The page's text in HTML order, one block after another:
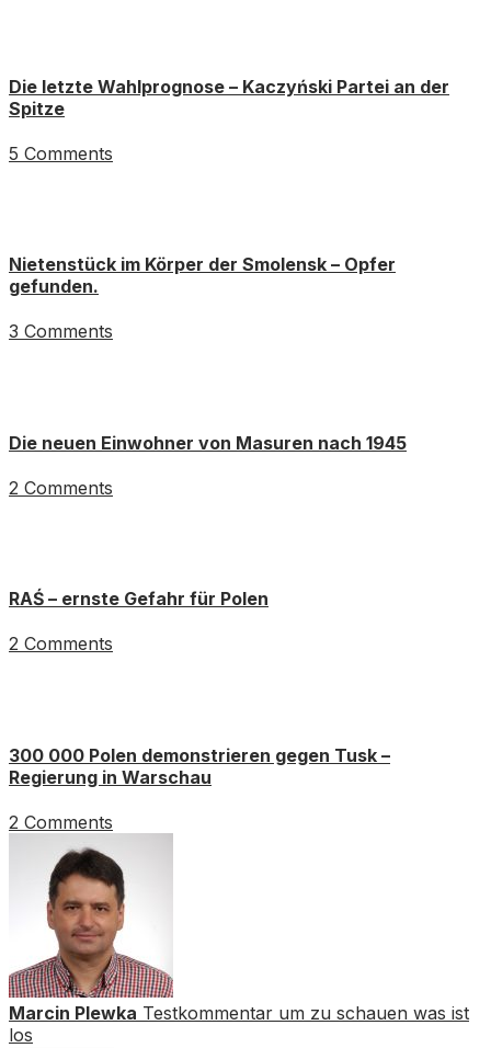
Die letzte Wahlprognose – Kaczyński Partei an der
Spitze
5 Comments
Nietenstück im Körper der Smolensk – Opfer
gefunden.
3 Comments
Die neuen Einwohner von Masuren nach 1945
2 Comments
RAŚ – ernste Gefahr für Polen
2 Comments
300 000 Polen demonstrieren gegen Tusk –
Regierung in Warschau
2 Comments
Marcin Plewka Testkommentar um zu schauen was ist
los